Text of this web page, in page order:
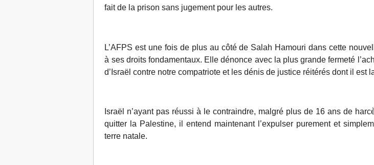
fait de la prison sans jugement pour les autres.
L’AFPS est une fois de plus au côté de Salah Hamouri dans cette
à ses droits fondamentaux. Elle dénonce avec la plus grande fermeté
d’Israël contre notre compatriote et les dénis de justice réitérés dont il est
Israël n’ayant pas réussi à le contraindre, malgré plus de 16 ans de
quitter la Palestine, il entend maintenant l’expulser purement et
terre natale.